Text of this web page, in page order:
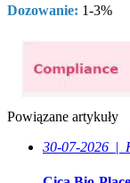
Dozowanie: 1-3%
Powiązane artykuły
30-07-2026 |